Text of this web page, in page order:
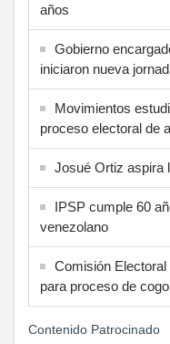
años
Gobierno
iniciaron nueva
Movimientos
proceso electoral de
Josué Ortiz aspira
IPSP cumple 60
venezolano
Comisión
para proceso de
Contenido Patrocinado